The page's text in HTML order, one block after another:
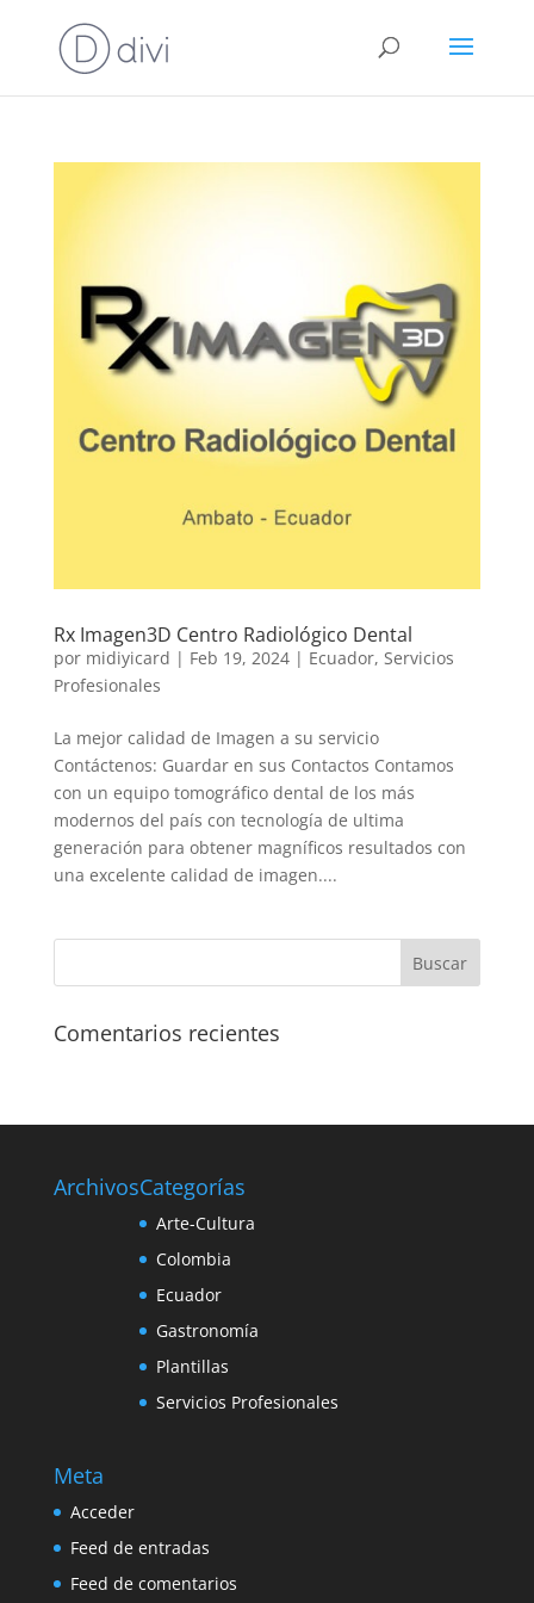
Rx Imagen3D Centro Radiológico Dental
por midiyicard | Feb 19, 2024| Ecuador, Servicios
Profesionales
La mejor calidad de Imagen a su servicio
Contáctenos: Guardar en sus Contactos Contamos
con un equipo tomográfico dental de los más
modernos del país con tecnología de ultima
generación para obtener magníficos resultados con
una excelente calidad de imagen....
Comentarios recientes
ArchivosCategorías
Arte-Cultura
Colombia
Ecuador
Gastronomía
Plantillas
Servicios Profesionales
Meta
Acceder
Feed de entradas
Feed de comentarios